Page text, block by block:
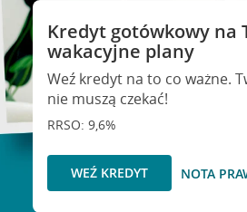
Kredyt gotówkowy na
wakacyjne plany
Weź kredyt na to co ważne.
nie muszą czekać!
RRSO: 9,6%
WEŹ KREDYT NOTA